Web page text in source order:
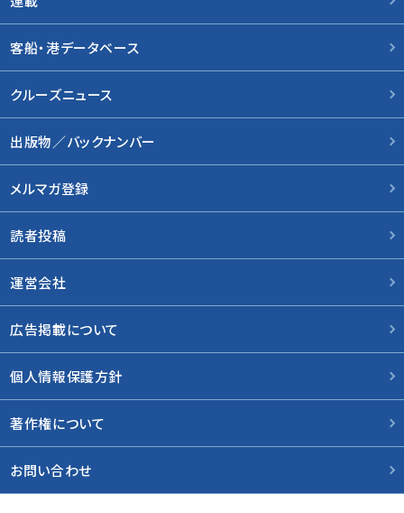
客船・港データベース
クルーズニュース
出版物／バックナンバー
メルマガ登録
読者投稿
運営会社
広告掲載について
個人情報保護方針
著作権について
お問い合わせ